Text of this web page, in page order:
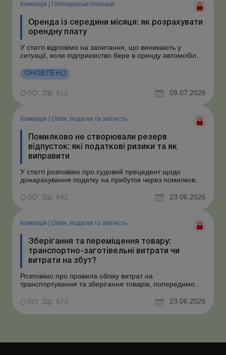
Комерція | Господарські операції
Оренда із середини місяця: як розрахувати
орендну плату
У статті відповімо на запитання, що виникають у
ситуації, коли підприємство бере в оренду автомобіль у
місяця. Підприємство орендує у фізособи автомобіль з
15.07.2026. Згідно з умовами договору орендна плата
становить 4 000 грн на місяць. Виникла...
ОНОВЛЕНО
0 2 512 09.07.2026
Комерція Облік, податки та звiтнiсть
Помилково не створювали резерв
відпусток: які податкові ризики та як
виправити
У статті розповімо про судовий прецедент щодо
донарахування податку на прибуток через помилково
надамо рекомендації, як мінімізувати податкові ризики.
Проблемні витрати: податкові ризики та судова
практика Розуміємо ваші хвилювання через помилкове
неств...
0 3 642 23.06.2026
Комерція Облік, податки та звiтнiсть
Зберігання та переміщення товару:
транспортно-заготівельні витрати чи
витрати на збут?
Розповімо про правила обліку витрат на
транспортування та зберігання товарів, попередимо
нормативне обґрунтування. Проблемні витрати:
податкові ризики та судова практика Здавалось би, у
цьому питанні неоднозначності бути не може. Однак,
0 2 673 23.06.2026